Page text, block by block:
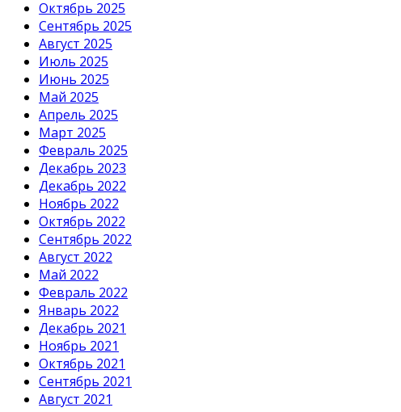
Октябрь 2025
Сентябрь 2025
Август 2025
Июль 2025
Июнь 2025
Май 2025
Апрель 2025
Март 2025
Февраль 2025
Декабрь 2023
Декабрь 2022
Ноябрь 2022
Октябрь 2022
Сентябрь 2022
Август 2022
Май 2022
Февраль 2022
Январь 2022
Декабрь 2021
Ноябрь 2021
Октябрь 2021
Сентябрь 2021
Август 2021